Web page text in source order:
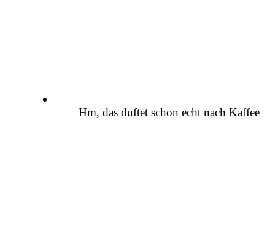
Hm, das duftet schon echt nach Kaffee